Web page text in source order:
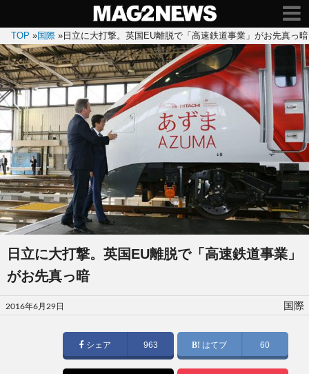
TOP »国際 » 日立に大打撃。英国EU離脱で「高速鉄道事業」がお先真っ暗
日立に大打撃。英国EU離脱で「高速鉄道事業」
がお先真っ暗
投
稿
2016年6月29日 国際
シェア 963 はてブ 60